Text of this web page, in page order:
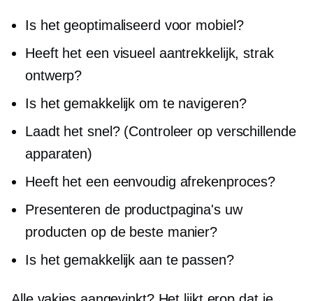
Is het geoptimaliseerd voor mobiel?
Heeft het een visueel aantrekkelijk, strak
ontwerp?
Is het gemakkelijk om te navigeren?
Laadt het snel? (Controleer op verschillende
apparaten)
Heeft het een eenvoudig afrekenproces?
Presenteren de productpagina's uw
producten op de beste manier?
Is het gemakkelijk aan te passen?